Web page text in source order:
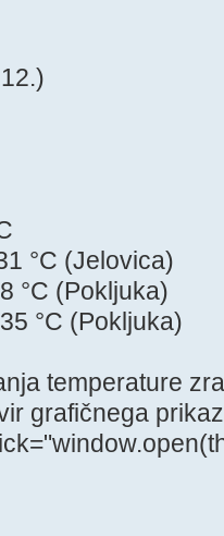
°C (Jelovica)
°C (Pokljuka)
°C (Pokljuka)
temperature
grafičnega